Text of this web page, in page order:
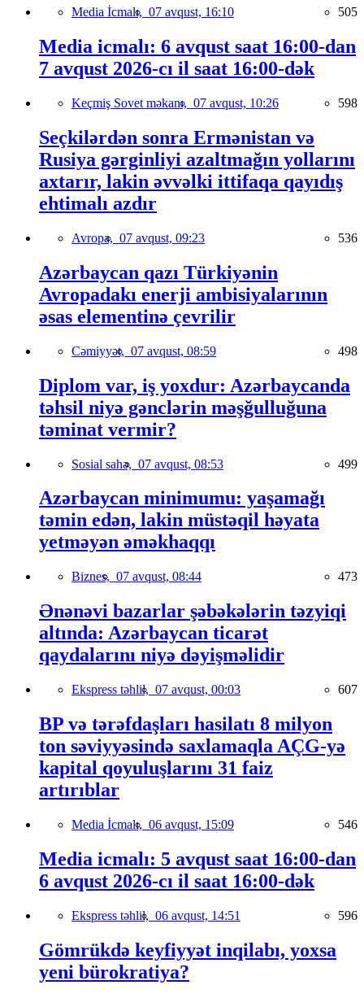
Media İcmalı, 07 avqust, 16:10 505
Media icmalı: 6 avqust saat 16:00-dan
7 avqust 2026-cı il saat 16:00-dək
Keçmiş Sovet məkanı, 07 avqust, 10:26 598
Seçkilərdən sonra Ermənistan və
Rusiya gərginliyi azaltmağın yollarını
axtarır, lakin əvvəlki ittifaqa qayıdış
ehtimalı azdır
Avropa, 07 avqust, 09:23 536
Azərbaycan qazı Türkiyənin
Avropadakı enerji ambisiyalarının
əsas elementinə çevrilir
Cəmiyyət, 07 avqust, 08:59 498
Diplom var, iş yoxdur: Azərbaycanda
təhsil niyə gənclərin məşğulluğuna
təminat vermir?
Sosial sahə, 07 avqust, 08:53 499
Azərbaycan minimumu: yaşamağı
təmin edən, lakin müstəqil həyata
yetməyən əməkhaqqı
Biznes, 07 avqust, 08:44 473
Ənənəvi bazarlar şəbəkələrin təzyiqi
altında: Azərbaycan ticarət
qaydalarını niyə dəyişməlidir
Ekspress təhlil, 07 avqust, 00:03 607
BP və tərəfdaşları hasilatı 8 milyon
ton səviyyəsində saxlamaqla AÇG-yə
kapital qoyuluşlarını 31 faiz
artırıblar
Media İcmalı, 06 avqust, 15:09 546
Media icmalı: 5 avqust saat 16:00-dan
6 avqust 2026-cı il saat 16:00-dək
Ekspress təhlil, 06 avqust, 14:51 596
Gömrükdə keyfiyyət inqilabı, yoxsa
yeni bürokratiya?